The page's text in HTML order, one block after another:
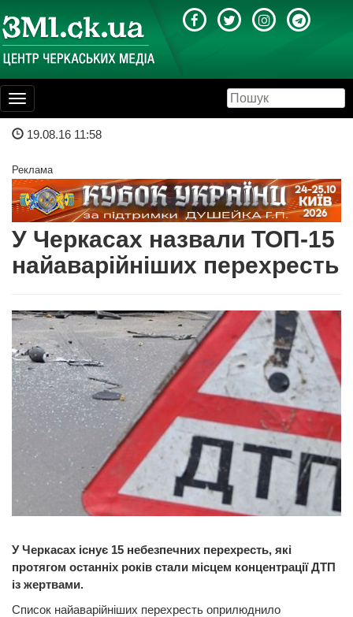
Toggle
navigation
19.08.16 11:58
Реклама
У Черкасах назвали ТОП-15
найаварійніших перехресть
У Черкасах існує 15 небезпечних перехресть, які
протягом останніх років стали місцем концентрації ДТП
із жертвами.
Список найаварійніших перехресть оприлюднило